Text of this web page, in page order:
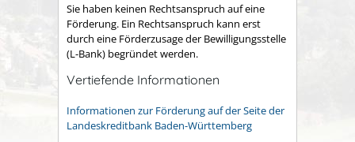
Sie haben keinen Rechtsanspruch auf eine
Förderung. Ein Rechtsanspruch kann erst
durch eine Förderzusage der Bewilligungsstelle
(L-Bank) begründet werden.
Vertiefende Informationen
Informationen zur Förderung auf der Seite der
Landeskreditbank Baden-Württemberg